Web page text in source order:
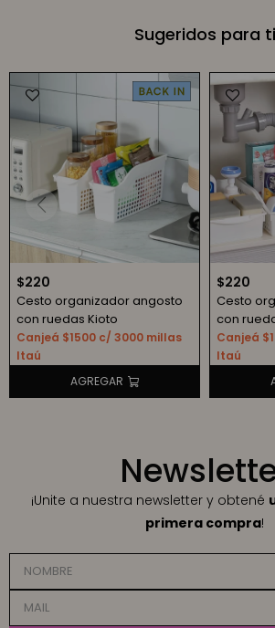
Sugeridos para ti
$220
Cesto organizador angosto
con ruedas Kioto
Canjeá $1500 c/ 3000 millas
Itaú
$220
Cesto
con
Canjeá
Itaú
¡Unite a nuestra newsletter y obtené
primera compra!